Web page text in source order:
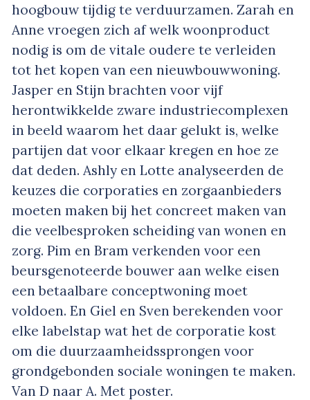
hoogbouw tijdig te verduurzamen. Zarah en
Anne vroegen zich af welk woonproduct
nodig is om de vitale oudere te verleiden
tot het kopen van een nieuwbouwwoning.
Jasper en Stijn brachten voor vijf
herontwikkelde zware industriecomplexen
in beeld waarom het daar gelukt is, welke
partijen dat voor elkaar kregen en hoe ze
dat deden. Ashly en Lotte analyseerden de
keuzes die corporaties en zorgaanbieders
moeten maken bij het concreet maken van
die veelbesproken scheiding van wonen en
zorg. Pim en Bram verkenden voor een
beursgenoteerde bouwer aan welke eisen
een betaalbare conceptwoning moet
voldoen. En Giel en Sven berekenden voor
elke labelstap wat het de corporatie kost
om die duurzaamheidssprongen voor
grondgebonden sociale woningen te maken.
Van D naar A. Met poster.